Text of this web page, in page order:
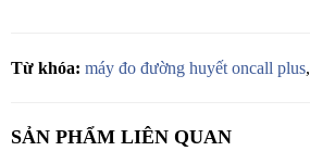
Từ khóa: máy đo đường huyết oncall plus,
SẢN PHẨM LIÊN QUAN